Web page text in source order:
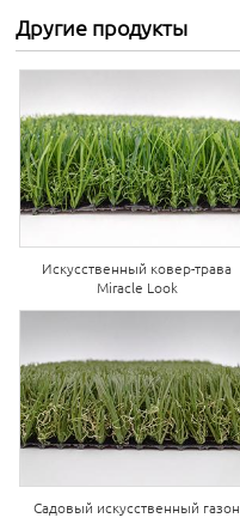
Другие продукты
Искусственный ковер-трава
Miracle Look
Садовый искусственный газон